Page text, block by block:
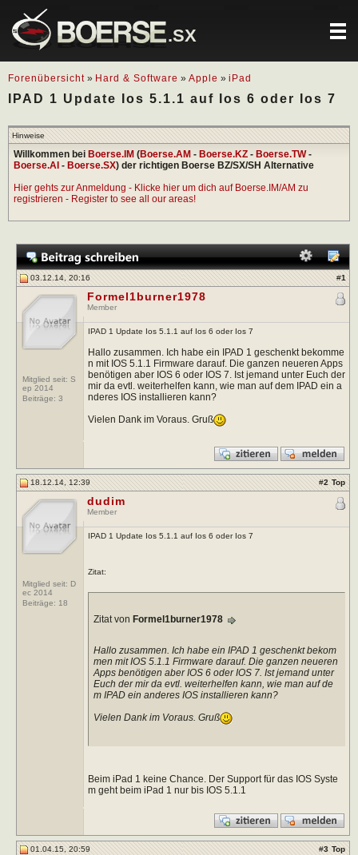
.SX
Forenübersicht » Hard & Software » Apple » iPad
IPAD 1 Update Ios 5.1.1 auf Ios 6 oder Ios 7
Hinweise
Willkommen bei Boerse.IM (Boerse.AM - Boerse.KZ - Boerse.TW-
Boerse.AI - Boerse.SX) der richtigen Boerse BZ/SX/SH Alternative
Hier gehts zur Anmeldung - Klicke hier um dich auf Boerse.IM/AM zu
registrieren - Register to see all our areas!
03.12.14, 20:16 #1
Mitglied seit: S
ep 2014
Beiträge: 3
Formel1burner1978
Member
IPAD 1 Update Ios 5.1.1 auf Ios 6 oder Ios 7
Hallo zusammen. Ich habe ein IPAD 1 geschenkt bekomme
n mit IOS 5.1.1 Firmware darauf. Die ganzen neueren Apps
benötigen aber IOS 6 oder IOS 7. Ist jemand unter Euch der
mir da evtl. weiterhelfen kann, wie man auf dem IPAD ein a
nderes IOS installieren kann?
Vielen Dank im Voraus. Gruß
18.12.14, 12:39 #2 Top
Mitglied seit: D
ec 2014
Beiträge: 18
dudim
Member
IPAD 1 Update Ios 5.1.1 auf Ios 6 oder Ios 7
Zitat:
Zitat von Formel1burner1978
Hallo zusammen. Ich habe ein IPAD 1 geschenkt bekom
men mit IOS 5.1.1 Firmware darauf. Die ganzen neueren
Apps benötigen aber IOS 6 oder IOS 7. Ist jemand unter
Euch der mir da evtl. weiterhelfen kann, wie man auf de
m IPAD ein anderes IOS installieren kann?
Vielen Dank im Voraus. Gruß
Beim iPad 1 keine Chance. Der Support für das IOS Syste
m geht beim iPad 1 nur bis IOS 5.1.1
01.04.15, 20:59 #3 Top